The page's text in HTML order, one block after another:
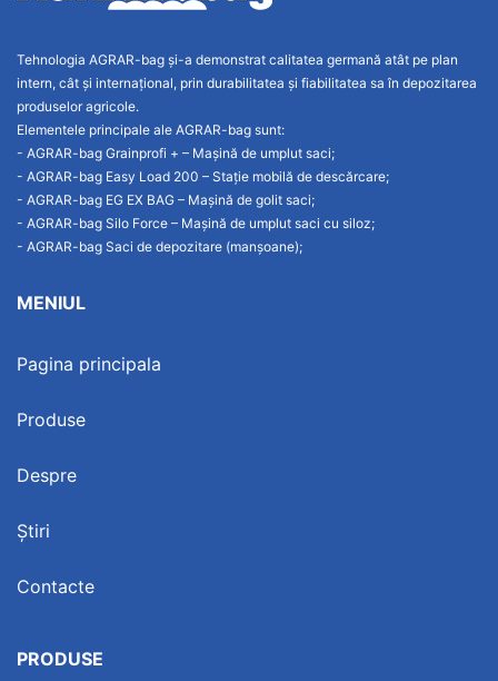
Tehnologia AGRAR-bag și-a demonstrat calitatea germană atât pe plan
intern, cât și internațional, prin durabilitatea și fiabilitatea sa în depozitarea
produselor agricole.
Elementele principale ale AGRAR-bag sunt:
- AGRAR-bag Grainprofi + – Mașină de umplut saci;
- AGRAR-bag Easy Load 200 – Stație mobilă de descărcare;
- AGRAR-bag EG EX BAG – Mașină de golit saci;
- AGRAR-bag Silo Force – Mașină de umplut saci cu siloz;
- AGRAR-bag Saci de depozitare (manșoane);
MENIUL
Pagina principala
Produse
Despre
Știri
Contacte
PRODUSE